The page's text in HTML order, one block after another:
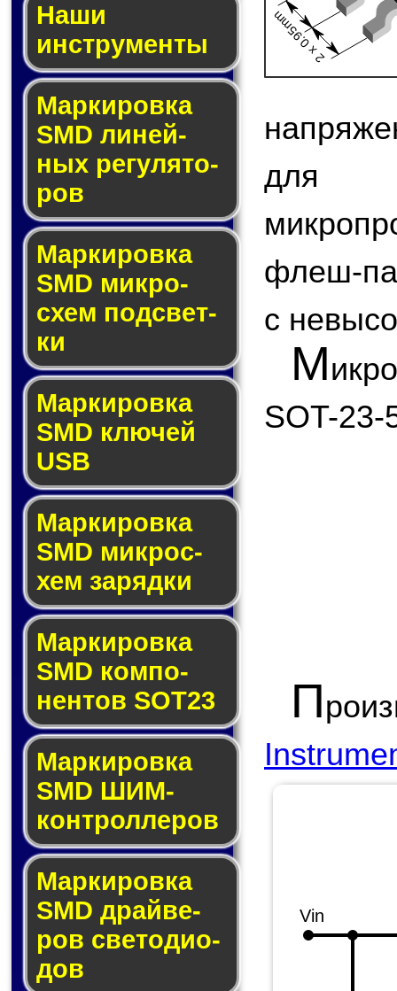
Наши
инструменты
Маркировка
SMD ли­ней­
ных ре­гу­ля­то­
ров
Маркировка
SMD мик­ро­
схем под­свет­
ки
Маркировка
SMD клю­чей
USB
Маркировка
SMD мик­рос­
хем за­ряд­ки
Маркировка
SMD ком­по­
нен­тов SOT23
Маркировка
SMD ШИМ-
кон­трол­ле­ров
Маркировка
SMD драй­ве­
ров све­то­ди­о­
дов
2 x 0.95mm
для
флеш-
с
М
SOT-23-
П
Vin